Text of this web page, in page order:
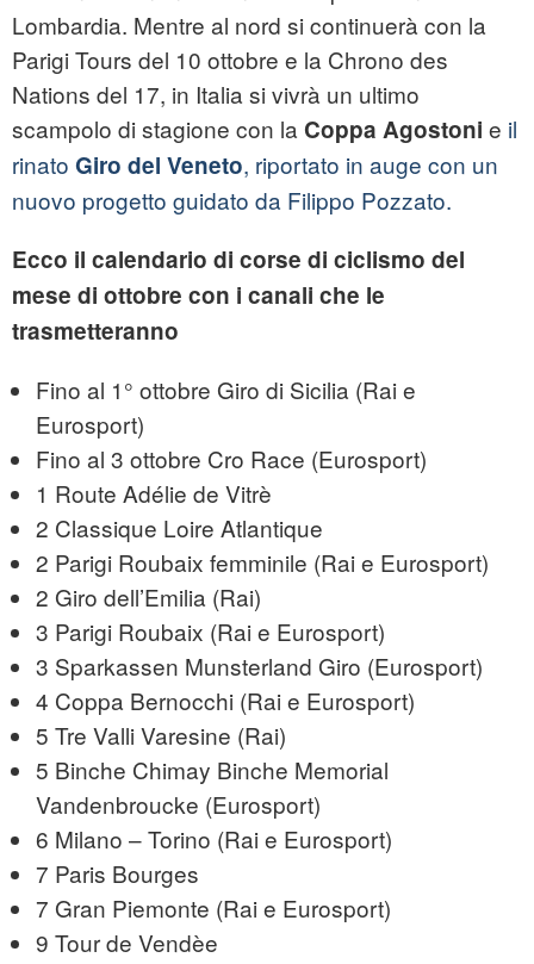
Lombardia. Mentre al nord si continuerà con la
Parigi Tours del 10 ottobre e la Chrono des
Nations del 17, in Italia si vivrà un ultimo
scampolo di stagione con la Coppa Agostoni e il
rinato Giro del Veneto, riportato in auge con un
nuovo progetto guidato da Filippo Pozzato.
Ecco il calendario di corse di ciclismo del
mese di ottobre con i canali che le
trasmetteranno
Fino al 1° ottobre Giro di Sicilia (Rai e
Eurosport)
Fino al 3 ottobre Cro Race (Eurosport)
1 Route Adélie de Vitrè
2 Classique Loire Atlantique
2 Parigi Roubaix femminile (Rai e Eurosport)
2 Giro dell’Emilia (Rai)
3 Parigi Roubaix (Rai e Eurosport)
3 Sparkassen Munsterland Giro (Eurosport)
4 Coppa Bernocchi (Rai e Eurosport)
5 Tre Valli Varesine (Rai)
5 Binche Chimay Binche Memorial
Vandenbroucke (Eurosport)
6 Milano – Torino (Rai e Eurosport)
7 Paris Bourges
7 Gran Piemonte (Rai e Eurosport)
9 Tour de Vendèe